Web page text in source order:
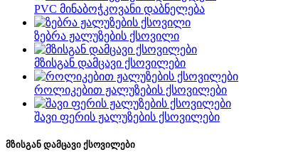
PVC მინაბოჭკოვანი დაბნელება
ზებრა ჟალუზების ქსოვილი
მზისგან დამცავი ქსოვილები
როლიკებით ჟალუზების ქსოვილები
შავი ფერის ჟალუზების ქსოვილები
მზისგან დამცავი ქსოვილები